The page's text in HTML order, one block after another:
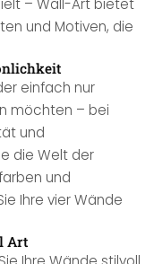
– Wall-Art bietet
und Motiven, die
einfach nur
möchten – bei
und
die Welt der
und
Ihre vier Wände
Art